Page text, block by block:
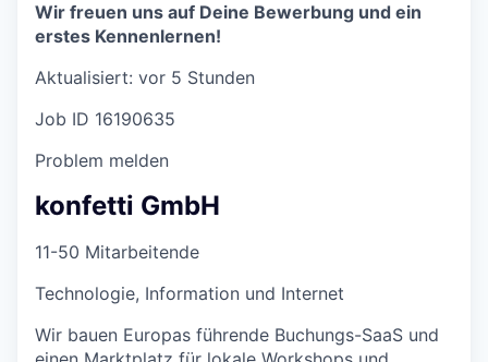
Wir freuen uns auf Deine Bewerbung und ein
erstes Kennenlernen!
Aktualisiert: vor 5 Stunden
Job ID 16190635
Problem melden
konfetti GmbH
11-50 Mitarbeitende
Technologie, Information und Internet
Wir bauen Europas führende Buchungs-SaaS und